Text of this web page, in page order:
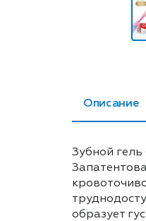
Описание
Зубной
образует